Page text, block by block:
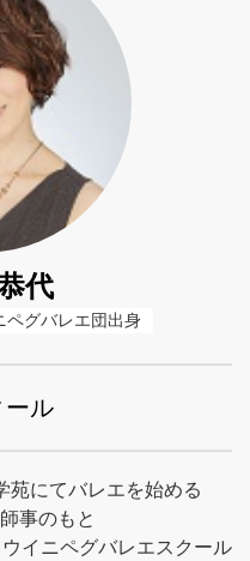
代
ペグバレエ団出身
ール
苑にてバレエを始める
事のもと
イニペグバレエスクール